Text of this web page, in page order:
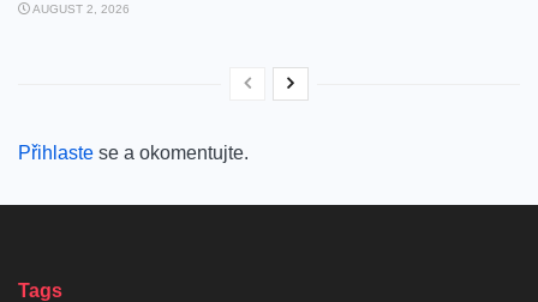
AUGUST 2, 2026
Přihlaste se a okomentujte.
Tags